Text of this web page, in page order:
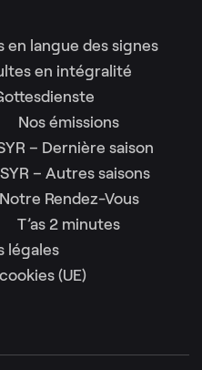
en langue des signes
en intégralité
Nos émissions
– Dernière saison
– Autres saisons
Notre Rendez-Vous
T’as 2 minutes
légales
(UE)